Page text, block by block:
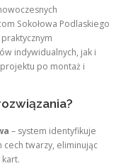
Sokołowa Podlaskiego
indywidualnych, jak i
po montaż i
– system identyfikuje
cech twarzy, eliminując